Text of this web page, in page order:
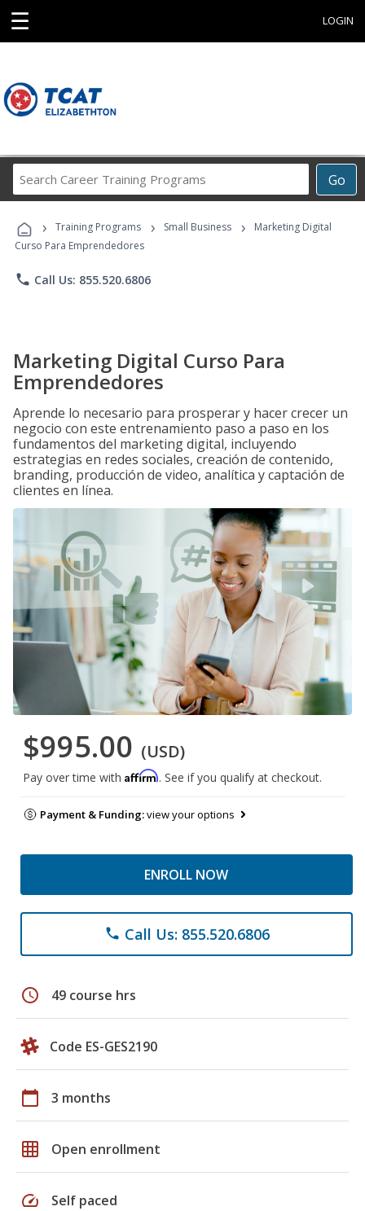
☰ LOGIN
Go
Career
Programs
› Training Programs › Small Business ›
Marketing Digital
Curso Para Emprendedores
phone Call Us: 855.520.6806
Marketing Digital Curso Para
Emprendedores
Aprende lo necesario para prosperar y hacer crecer un
negocio con este entrenamiento paso a paso en los
fundamentos del marketing digital, incluyendo
estrategias en redes sociales, creación de contenido,
branding, producción de video, analítica y captación de
clientes en línea.
$995.00 (USD)
Pay over time with Affirm. See if you qualify at checkout.
Payment & Funding:view your options
ENROLL NOW
phone Call Us: 855.520.6806
schedule 49 course hrs
Code ES-GES2190
calendar_today 3 months
grid_on Open enrollment
speed Self paced